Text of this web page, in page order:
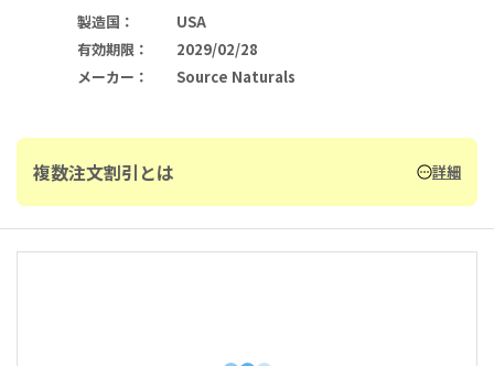
製造国 ：
USA
有効期限 ：
2029/02/28
メーカー ： Source Naturals
複数注文割引とは 詳細